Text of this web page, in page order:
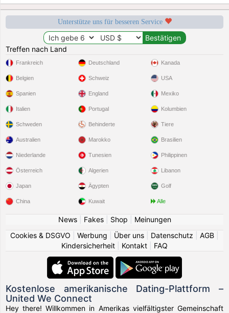
Unterstütze uns für besseren Service
Treffen nach Land
Frankreich
Belgien
Spanien
Italien
Schweden
Deutschland
Schweiz
England
Portugal
Behinderte
Kanada
USA
Mexiko
Kolumbien
Tiere
Australien
Niederlande
Österreich
Japan
China
Marokko
Tunesien
Algerien
Ägypten
Kuwait
Brasilien
Philippinen
Libanon
Golf
Alle
News| Fakes| Shop
Meinungen
Cookies & DSGVO
Werbung Über uns Datenschutz AGB
Kindersicherheit
Kontakt FAQ
Kostenlose amerikanische Dating-Plattform –
United We Connect
Hey there! Willkommen in Amerikas vielfältigster Gemeinschaft